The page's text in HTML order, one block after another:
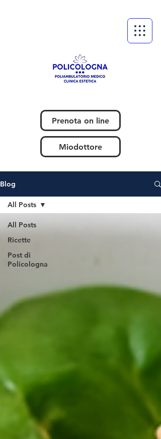
Prenota on line
Miodottore
Blog
All Posts
Ricette
Post di
Policologna
All Posts